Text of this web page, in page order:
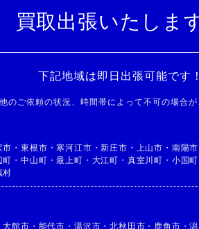
買取出張いたしま
下記地域は即日出張可能です！
他のご依頼の状況、時間帯によって不可の場合が
市 ・東根市 ・寒河江市 ・新庄市 ・ 上山市 ・ 南陽市
町 ・中山町 ・最上町 ・ 大江町 ・ 真室川町 ・ 小国町
村
大館市 ・ 能代市 ・ 湯沢市 ・北秋田市 ・ 鹿角市 ・